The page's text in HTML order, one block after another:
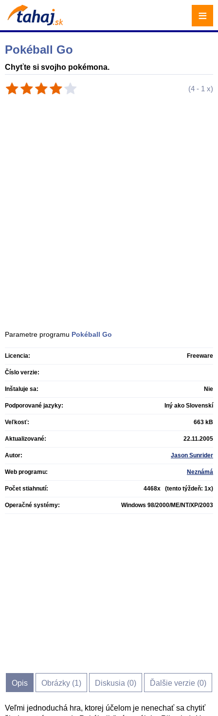
Pokéball Go
Chyťte si svojho pokémona.
(4 - 1 x)
Parametre programu Pokéball Go
Licencia: Freeware
Číslo verzie:
Inštaluje sa: Nie
Podporované jazyky: Iný ako Slovenskí
Veľkosť: 663 kB
Aktualizované: 22.11.2005
Autor: Jason Sunrider
Web programu: Neznámá
Počet stiahnutí: 4468x (tento týždeň: 1x)
Operačné systémy: Windows 98/2000/ME/NT/XP/2003
Opis Obrázky (1) Diskusia (0) Ďalšie verzie (0)
Veľmi jednoduchá hra, ktorej účelom je nenechať sa chytiť
≡